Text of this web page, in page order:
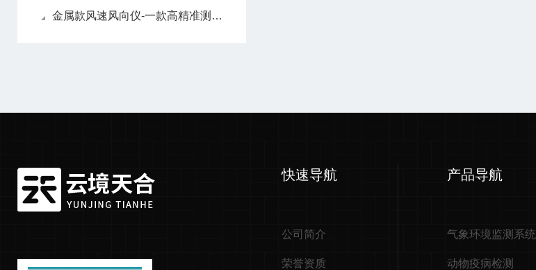
金属款风速风向仪-一款高精准测量的超声波风速风向传感器2024顺丰包邮
快速导航
公司简介
荣誉资质
产品导航
气象环境监测系统
动物疫病检测